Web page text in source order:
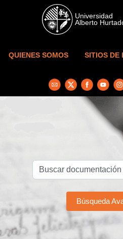
Skip to main content
QUIENES SOMOS SITIOS DE
Búsqueda